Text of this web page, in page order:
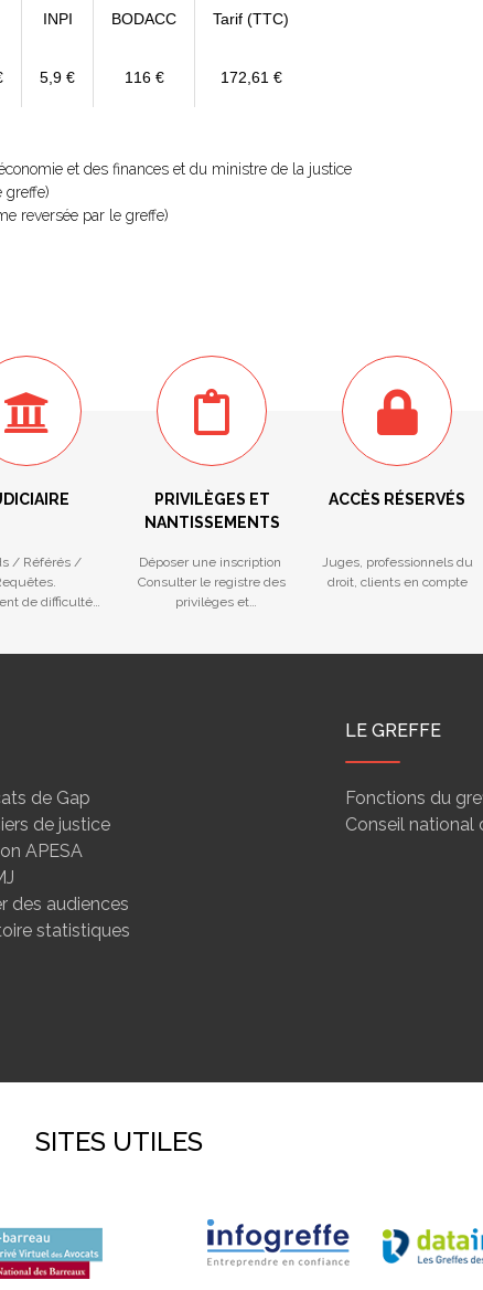
INPI BODACC Tarif (TTC)
5,9 € 116 € 172,61 €
et des finances et du ministre de la justice
greffe)
reversée par le greffe)
/ Référés /
de difficultés
PRIVILÈGES ET
NANTISSEMENTS
Déposer une inscription
Consulter le registre des
privilèges et
ACCÈS RÉSERVÉS
Juges, professionnels du
droit, clients en compte
de Gap
de justice
APESA
des audiences
statistiques
LE GREFFE
Fonctions du
Conseil national
SITES UTILES